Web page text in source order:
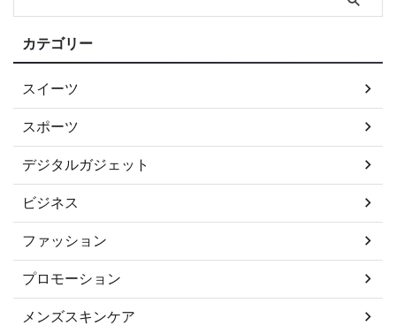
カテゴリー
スイーツ
スポーツ
デジタルガジェット
ビジネス
ファッション
プロモーション
メンズスキンケア